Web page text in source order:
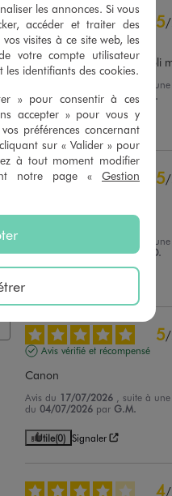
6
0
0
5/
Avis vérifié et récompensé
tee- shirt  matière douce joli
, suite à
du17/07/2026 parAndrée H.
Utile Signaler
5/
ras
, suite à
du01/07/2026 parChantal D.
5/
Avis vérifié et récompensé
Canon
Avis du 17/07/2026
, suite à
du04/07/2026 par G.M.
Utile(0) Signaler
4/
les annonces. Si vous
accéder et traiter des
visites à ce site web, les
votre compte utilisateur
les identifiants des cookies.
» pour consentir à ces
accepter » pour vous y
préférences concernant
sur « Valider » pour
à tout moment modifier
notre page « Gestion